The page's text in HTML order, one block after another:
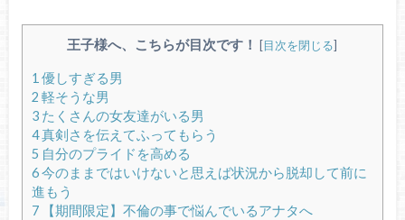
王子様へ、こちらが目次です！ [目次を閉じる]
1 優しすぎる男
2 軽そうな男
3たくさんの女友達がいる男
4真剣さを伝えてふってもらう
5 自分のプライドを高める
6今のままではいけないと思えば状況から脱却して前に
進もう
7【期間限定】不倫の事で悩んでいるアナタへ